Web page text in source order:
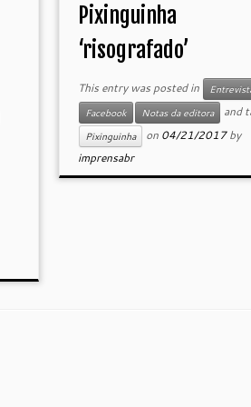
Pixinguinha
‘risografado’
This entry was posted in
Facebook
Notas da editora and
Pixinguinha on 04/21/2017 by
imprensabr